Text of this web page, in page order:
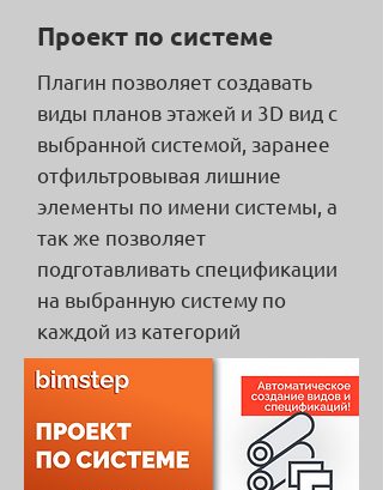
Проект по системе
Плагин позволяет создавать
виды планов этажей и 3D вид с
выбранной системой, заранее
отфильтровывая лишние
элементы по имени системы, а
так же позволяет
подготавливать спецификации
на выбранную систему по
каждой из категорий